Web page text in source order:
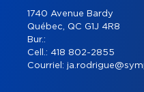
1740 Avenue Bardy
Québec, QC G1J 4R8
Bur.:
Cell.: 418 802-2855
Courriel: